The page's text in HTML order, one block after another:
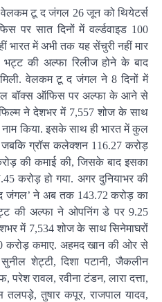
वेलकम टू द जंगल 26 जून को थियेटर्स
पर सात दिनों में वर्ल्डवाइड 100
भारत में अभी तक यह सेंचुरी नहीं मार
की अल्फा रिलीज होने के बाद
वेलकम टू द जंगल ने 8 दिनों में
बॉक्स ऑफिस पर अल्फा के आने से
ने देशभर में 7,557 शोज के साथ
किया. इसके साथ ही भारत में कुल
ग्रॉस कलेक्शन 116.27 करोड़
की कमाई की, जिसके बाद इसका
करोड़ हो गया. अगर दुनियाभर की
जंगल’ ने अब तक 143.72 करोड़ का
की अल्फा ने ओपनिंग डे पर 9.25
में 7,534 शोज के साथ सिनेमाघरों
करोड़ कमाए. अहमद खान की ओर से
शेट्टी, दिशा पटानी, जैकलीन
परेश रावल, रवीना टंडन, लारा दत्ता,
तलपड़े, तुषार कपूर, राजपाल यादव,